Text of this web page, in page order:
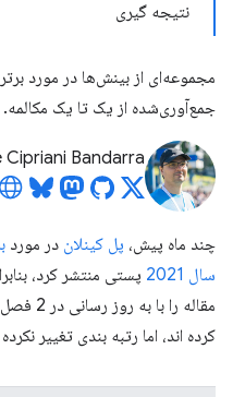
نتیجه گیری
مجموعه‌ای از بینش‌ها در مورد
جمع‌آوری‌شده از یک تا یک مکالمه.
Cipriani Bandarra
چند ماه پیش، پل کینلان در مورد
سال 2021
پستی منتشر کرد،
مقاله
کرده اند، اما رتبه بندی تغییر